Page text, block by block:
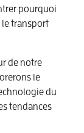
pourquoi
le transport
de notre
le
du
tendances